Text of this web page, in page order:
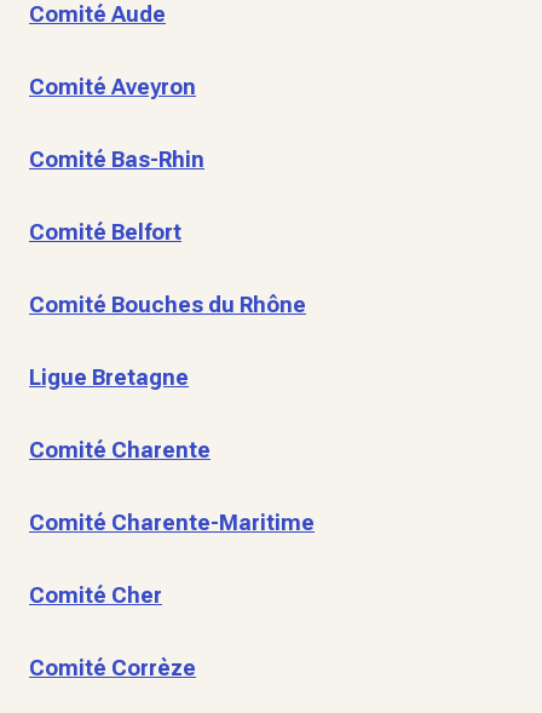
Comité Aude
Comité Aveyron
Comité Bas-Rhin
Comité Belfort
Comité Bouches du Rhône
Ligue Bretagne
Comité Charente
Comité Charente-Maritime
Comité Cher
Comité Corrèze